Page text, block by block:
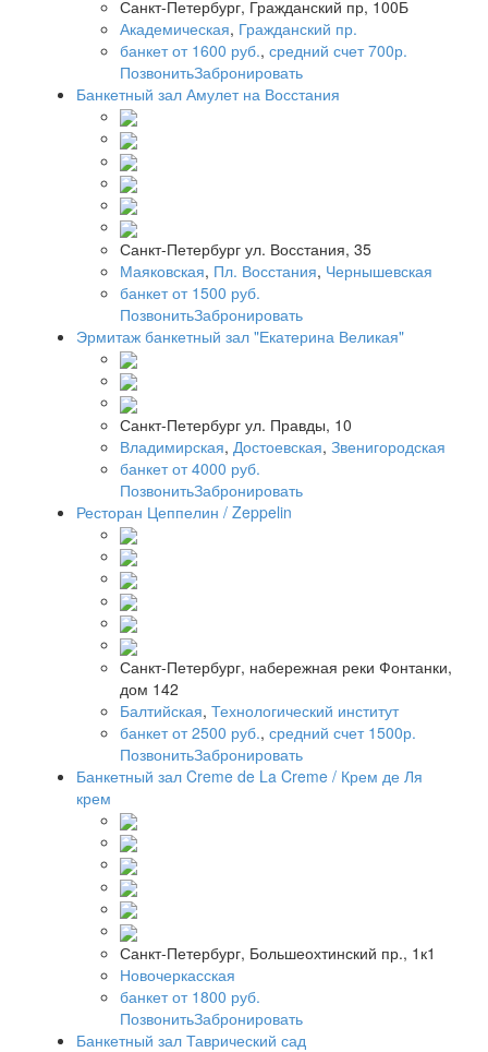
Санкт-Петербург, Гражданский пр, 100Б
Академическая, Гражданский пр.
банкет от 1600 руб., средний счет 700р.
ПозвонитьЗабронировать
Банкетный зал Амулет на Восстания
Санкт-Петербург ул. Восстания, 35
Маяковская, Пл. Восстания, Чернышевская
банкет от 1500 руб.
ПозвонитьЗабронировать
Эрмитаж банкетный зал "Екатерина Великая"
Санкт-Петербург ул. Правды, 10
Владимирская, Достоевская, Звенигородская
банкет от 4000 руб.
ПозвонитьЗабронировать
Ресторан Цеппелин / Zeppelin
Санкт-Петербург, набережная реки Фонтанки,
дом 142
Балтийская, Технологический институт
банкет от 2500 руб., средний счет 1500р.
ПозвонитьЗабронировать
Банкетный зал Creme de La Creme / Крем де Ля
крем
Санкт-Петербург, Большеохтинский пр., 1к1
Новочеркасская
банкет от 1800 руб.
ПозвонитьЗабронировать
Банкетный зал Таврический сад